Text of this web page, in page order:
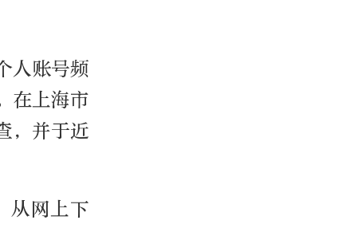
人账号频
在上海市
，并于近
从网上下